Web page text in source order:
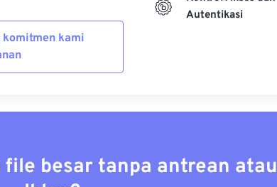
kami
Autentikasi
besar tanpa antrean atau